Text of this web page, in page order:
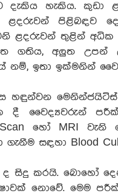
දැකිය හැකිය. කුඩා
ළදරුවන් පිළිබඳව
ළදරුවන් තුළින්
ගතිය, අලුත
නම්, ඉතා ඉක්මනින්
හඳුන්වන
දී වෛද්‍යවරුන්
හෝ MRI වැනි
ගැනීම සඳහා Blood
සිදු කරයි. බොහෝ
නොවේ. මෙම